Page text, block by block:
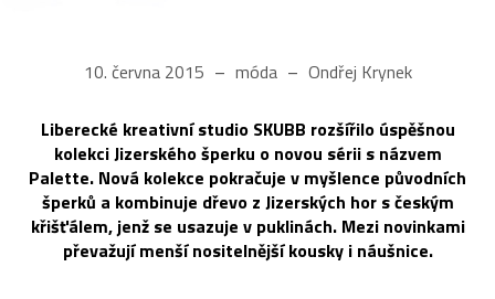
10. června 2015 móda Ondřej Krynek
Liberecké kreativní studio SKUBB rozšířilo úspěšnou
kolekci Jizerského šperku o novou sérii s názvem
Palette. Nová kolekce pokračuje v myšlence původních
šperků a kombinuje dřevo z Jizerských hor s českým
křišťálem, jenž se usazuje v puklinách. Mezi novinkami
převažují menší nositelnější kousky i náušnice.